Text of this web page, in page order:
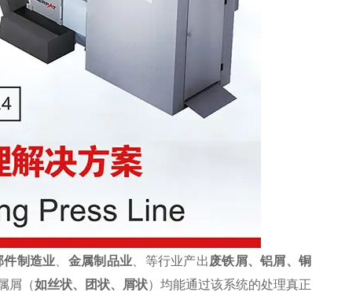
件制造业 金属制品业 、等行业产出 废铁屑、铝屑、铜
屑（如丝状、团状、屑状）均能通过该系统的处理真正